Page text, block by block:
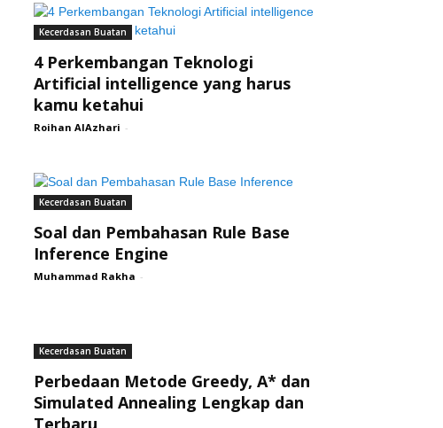
Kecerdasan Buatan
4 Perkembangan Teknologi
Artificial intelligence yang harus
kamu ketahui
Roihan AlAzhari -
Kecerdasan Buatan
Soal dan Pembahasan Rule Base
Inference Engine
Muhammad Rakha -
Kecerdasan Buatan
Perbedaan Metode Greedy, A* dan
Simulated Annealing Lengkap dan
Terbaru